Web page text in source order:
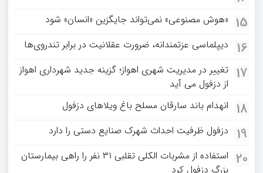
15 «هوش مصنوعی» نمی‌تواند جایگزین «انسان» شود
16 دیپلماسی عزتمندانه، ضرورت عقلانیت در برابر تندروی‌ها
17 تغییر در مدیریت شهری اهواز؛ گزینه جدید شهرداری اهواز
از دزفول می آید
18 انهدام باند سارقان مسلح باغ‌ ویلاهای دزفول
19 دزفول ظرفیت احداث شهرک صنایع دستی را دارد
20
استفاده از مشربات الکلی تقلبی ۳۱ نفر را راهی بیمارستان
بزرگ دزفول کرد